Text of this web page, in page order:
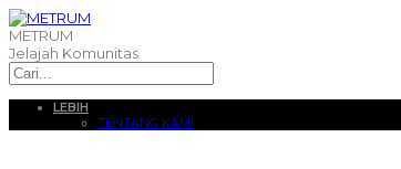
METRUM
Jelajah Komunitas
LEBIH
TENTANG KAMI